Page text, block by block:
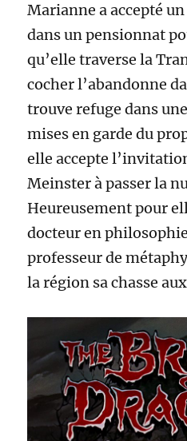
Marianne a accepté
dans un pensionnat
qu’elle traverse la
cocher l’abandonne
trouve refuge dans
mises en garde du
elle accepte
Meinster à passer la
Heureusement pour
docteur en
professeur de
la région sa chasse